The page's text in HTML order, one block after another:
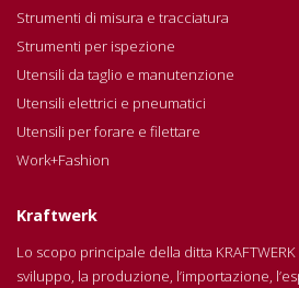
Strumenti di misura e tracciatura
Strumenti per ispezione
Utensili da taglio e manutenzione
Utensili elettrici e pneumatici
Utensili per forare e filettare
Work+Fashion
Kraftwerk
Lo scopo principale della ditta
sviluppo, la produzione, l’importazione,